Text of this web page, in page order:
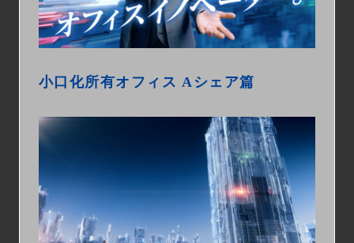
小口化所有オフィス Aシェア篇